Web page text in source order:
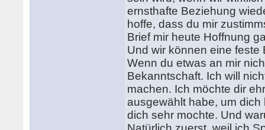
ernsthafte Beziehung
hoffe, dass du mir
Brief mir heute Hoffnung
Und wir können eine
Wenn du etwas an mir
Bekanntschaft. Ich will
machen. Ich möchte dir
ausgewählt habe, um
dich sehr mochte. Und